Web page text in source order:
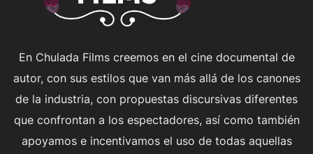
En Chulada Films creemos en el cine documental de
autor, con sus estilos que van más allá de los canones
de la industria, con propuestas discursivas diferentes
que confrontan a los espectadores, así como también
apoyamos e incentivamos el uso de todas aquellas